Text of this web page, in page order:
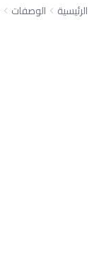
الرئيسية الوصفات